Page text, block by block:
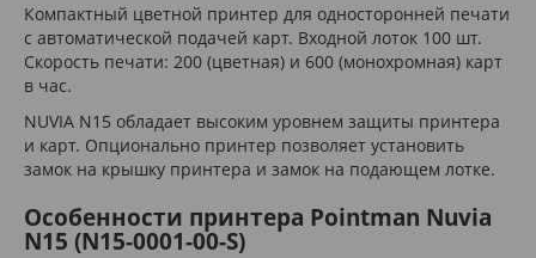
Компактный цветной принтер для односторонней печати
с автоматической подачей карт. Входной лоток 100 шт.
Скорость печати: 200 (цветная) и 600 (монохромная) карт
в час.
NUVIA N15 обладает высоким уровнем защиты принтера
и карт. Опционально принтер позволяет установить
замок на крышку принтера и замок на подающем лотке.
Особенности принтера Pointman Nuvia
N15 (N15-0001-00-S)